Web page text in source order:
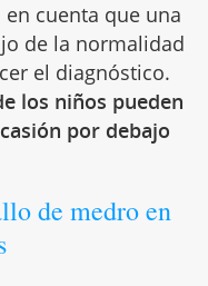
cuenta que una
de la normalidad
el diagnóstico.
los niños pueden
por debajo
de medro en